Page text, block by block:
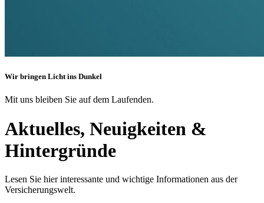
Wir bringen Licht ins Dunkel
Mit uns bleiben Sie auf dem Laufenden.
Aktuelles, Neuigkeiten &
Hintergründe
Lesen Sie hier interessante und wichtige Informationen aus der
Versicherungswelt.